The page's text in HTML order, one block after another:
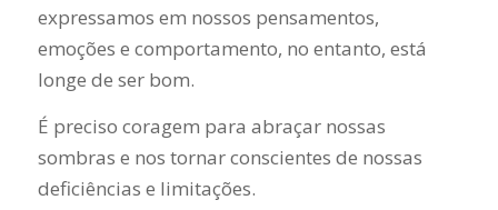
expressamos em nossos pensamentos,
emoções e comportamento, no entanto, está
longe de ser bom.
É preciso coragem para abraçar nossas
sombras e nos tornar conscientes de nossas
deficiências e limitações.